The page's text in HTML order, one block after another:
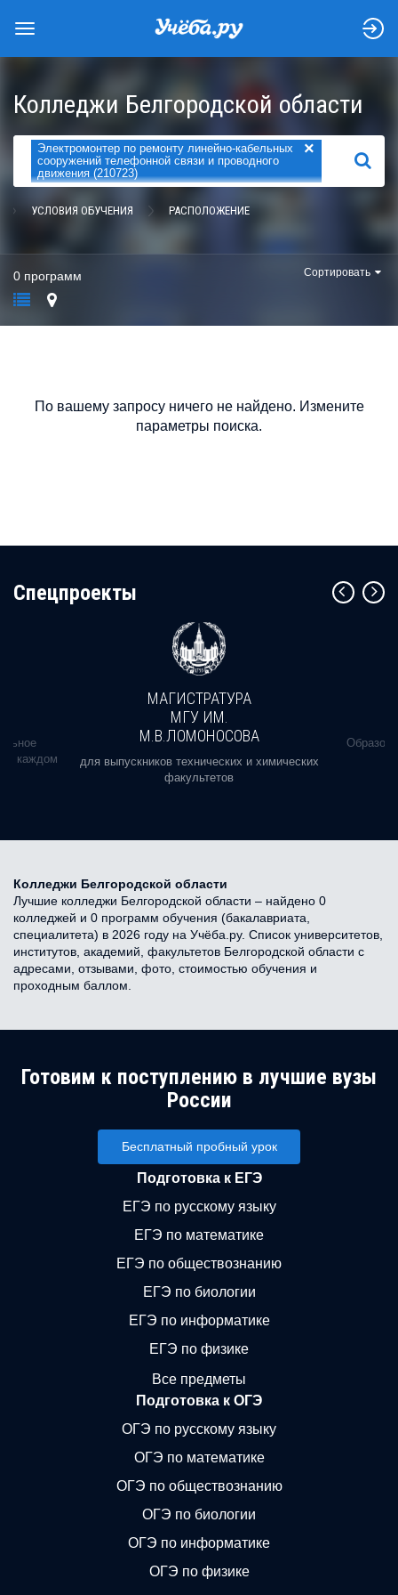
Колледжи Белгородской области
Электромонтер по ремонту линейно-кабельных
сооружений телефонной связи и проводного
движения (210723)
×
НАЙТИ
УСЛОВИЯ ОБУЧЕНИЯ РАСПОЛОЖЕНИЕ
0 программ Сортировать
По вашему запросу ничего не найдено. Измените
параметры поиска.
Cпецпроекты
в каждом
МАГИСТРАТУРА
МГУ ИМ.
М.В.ЛОМОНОСОВА
для выпускников технических и химических
факультетов
Колледжи Белгородской области
Лучшие колледжи Белгородской области – найдено 0
колледжей и 0 программ обучения (бакалавриата,
специалитета) в 2026 году на Учёба.ру. Список университетов,
институтов, академий, факультетов Белгородской области с
адресами, отзывами, фото, стоимостью обучения и
проходным баллом.
Готовим к поступлению в лучшие вузы
России
Бесплатный пробный урок
Подготовка к ЕГЭ
ЕГЭ по русскому языку
ЕГЭ по математике
ЕГЭ по обществознанию
ЕГЭ по биологии
ЕГЭ по информатике
ЕГЭ по физике
Все предметы
Подготовка к ОГЭ
ОГЭ по русскому языку
ОГЭ по математике
ОГЭ по обществознанию
ОГЭ по биологии
ОГЭ по информатике
ОГЭ по физике